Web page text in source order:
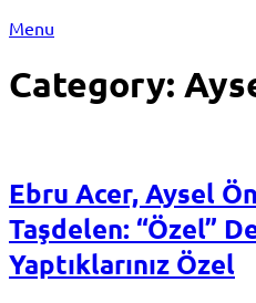
Menu
Category:
Ebru Acer, Aysel
Taşdelen: “Özel”
Yaptıklarınız Özel